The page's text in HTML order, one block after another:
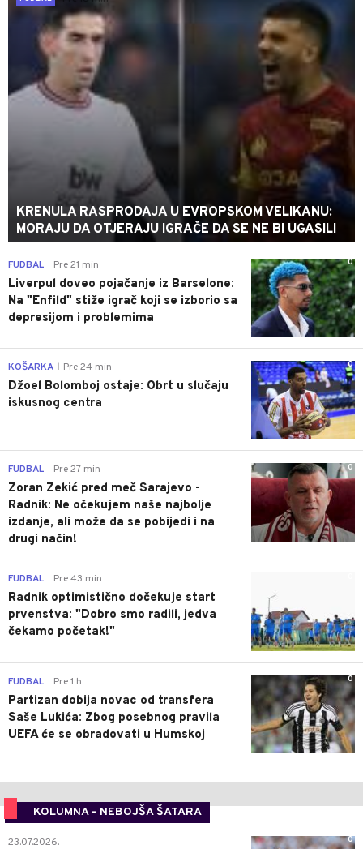
KRENULA RASPRODAJA U EVROPSKOM VELIKANU:
MORAJU DA OTJERAJU IGRAČE DA SE NE BI UGASILI
0
FUDBAL Pre 21 min
Liverpul doveo pojačanje iz Barselone:
Na "Enfild" stiže igrač koji se izborio sa
depresijom i problemima
0
KOŠARKA Pre 24 min
Džoel Bolomboj ostaje: Obrt u slučaju
iskusnog centra
0
FUDBAL Pre 27 min
Zoran Zekić pred meč Sarajevo -
Radnik: Ne očekujem naše najbolje
izdanje, ali može da se pobijedi i na
drugi način!
FUDBAL Pre 43 min
Radnik optimistično dočekuje start
prvenstva: "Dobro smo radili, jedva
čekamo početak!"
0
FUDBAL Pre 1 h
Partizan dobija novac od transfera
Saše Lukića: Zbog posebnog pravila
UEFA će se obradovati u Humskoj
KOLUMNA - NEBOJŠA ŠATARA
0
23.07.2026.